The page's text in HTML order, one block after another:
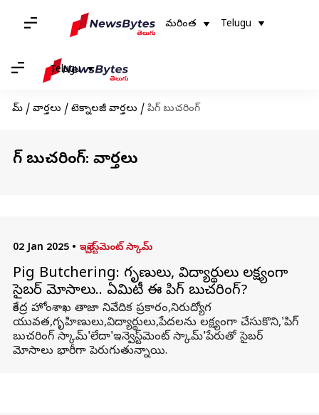
మరింత Telugu
Telugu
హోమ్ / వార్తలు / టెక్నాలజీ వార్తలు / పిగ్‌ బుచరింగ్‌
పిగ్‌ బుచరింగ్‌: వార్తలు
02 Jan 2025 • ఇన్వెస్ట్‌మెంట్‌ స్కామ్‌
Pig Butchering: గృహిణులు, విద్యార్థులు లక్ష్యంగా
సైబర్‌ మోసాలు.. ఏమిటీ ఈ పిగ్‌ బుచరింగ్‌?
కేంద్ర హోంశాఖ తాజా నివేదిక ప్రకారం,నిరుద్యోగ
యువత,గృహిణులు,విద్యార్థులు,పేదలను లక్ష్యంగా చేసుకొని,'పిగ్‌
బుచరింగ్‌ స్కామ్‌'లేదా'ఇన్వెస్ట్‌మెంట్‌ స్కామ్‌'పేరుతో సైబర్‌
మోసాలు భారీగా పెరుగుతున్నాయి.